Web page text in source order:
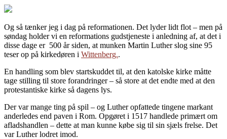
Og så tænker jeg i dag på reformationen. Det lyder lidt flot – men på
søndag holder vi en reformations gudstjeneste i anledning af, at det i
disse dage er 500 år siden, at munken Martin Luther slog sine 95
teser op på kirkedøren i Wittenberg..
En handling som blev startskuddet til, at den katolske kirke måtte
tage stilling til store forandringer – så store at det endte med at den
protestantiske kirke så dagens lys.
Der var mange ting på spil – og Luther opfattede tingene markant
anderledes end paven i Rom. Opgøret i 1517 handlede primært om
afladshandlen – dette at man kunne købe sig til sin sjæls frelse. Det
var Luther lodret imod.